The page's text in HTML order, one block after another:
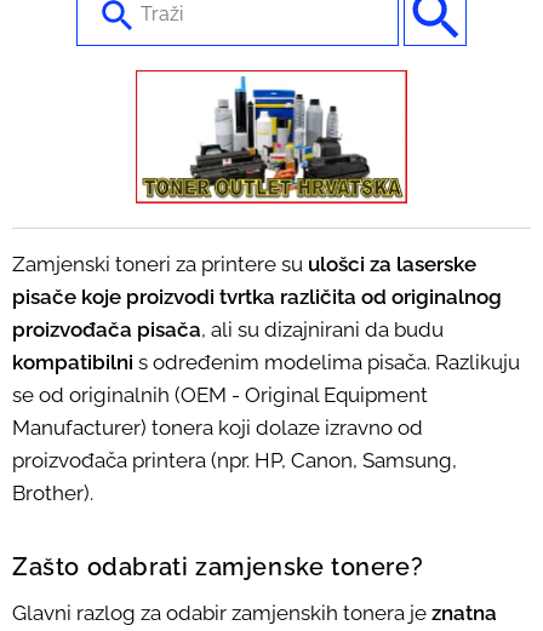
Zamjenski toneri za printere su ulošci za laserske
pisače koje proizvodi tvrtka različita od originalnog
proizvođača pisača, ali su dizajnirani da budu
kompatibilni s određenim modelima pisača. Razlikuju
se od originalnih (OEM - Original Equipment
Manufacturer) tonera koji dolaze izravno od
proizvođača printera (npr. HP, Canon, Samsung,
Brother).
Zašto odabrati zamjenske tonere?
Glavni razlog za odabir zamjenskih tonera je znatna